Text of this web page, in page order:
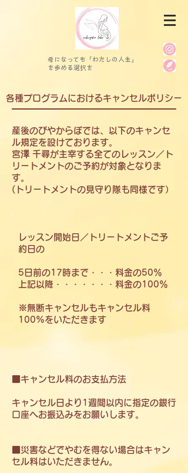
母になっても「わたしの人生」
を歩める選択を
各種プログラムにおけるキャンセルポリシー
産後のびやからぼでは、以下のキャンセ
ル規定を設けております。
宮澤 千尋が主宰する全てのレッスン／ト
リートメントのご予約が対象となりま
す。
(トリートメントの見守り隊も同様です）
レッスン開始日／トリートメントご予
約日の
5日前の17時まで・・・料金の50％
上記以降・・・・・・・料金の100％
​※無断キャンセルもキャンセル料
100%をいただきます
■キャンセル料のお支払方法
​キャンセル日より1週間以内に指定の銀行
口座へお振込みをお願いします。
​■災害などでやむを得ない場合はキャン
セル料はいただきません。